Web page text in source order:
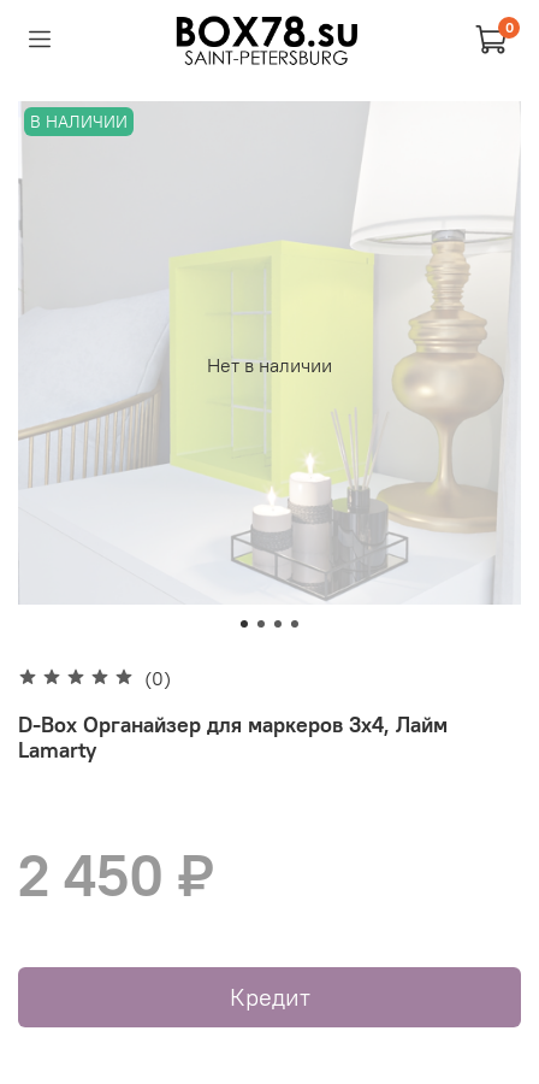
0
Нет в наличии
В НАЛИЧИИ
(0)
D-Box Органайзер для маркеров 3х4, Лайм
Lamarty
2 450 ₽
Кредит